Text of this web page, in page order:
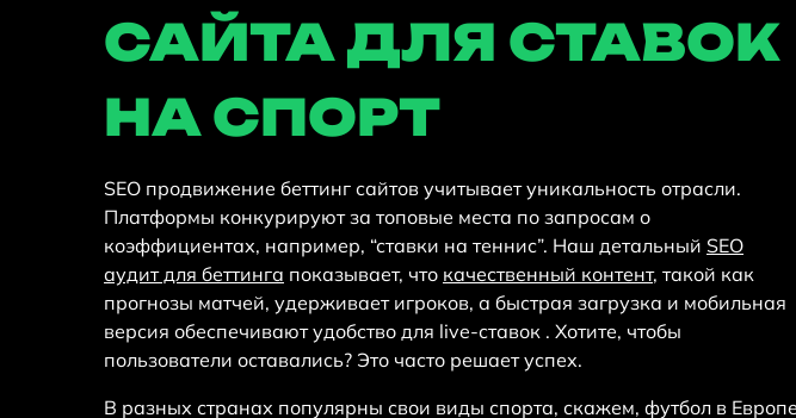
САЙТА ДЛЯ СТАВОК
НА СПОРТ
SEO продвижение беттинг сайтов учитывает уникальность отрасли.
Платформы конкурируют за топовые места по запросам о
коэффициентах, например, “ставки на теннис”. Наш детальный SEO
аудит для беттинга показывает, что качественный контент, такой как
прогнозы матчей, удерживает игроков, а быстрая загрузка и мобильная
версия обеспечивают удобство для live-ставок . Хотите, чтобы
пользователи оставались? Это часто решает успех.
В разных странах популярны свои виды спорта, скажем, футбол в Европе